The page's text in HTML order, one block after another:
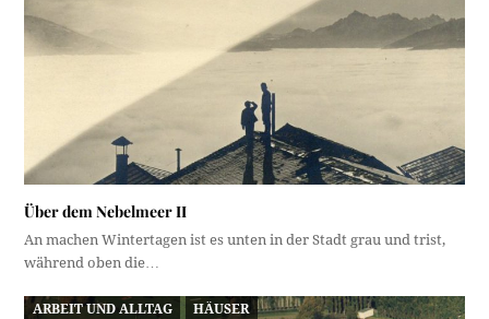
Über dem Nebelmeer II
An machen Wintertagen ist es unten in der Stadt grau und trist,
während oben die…
ARBEIT UND ALLTAG HÄUSER